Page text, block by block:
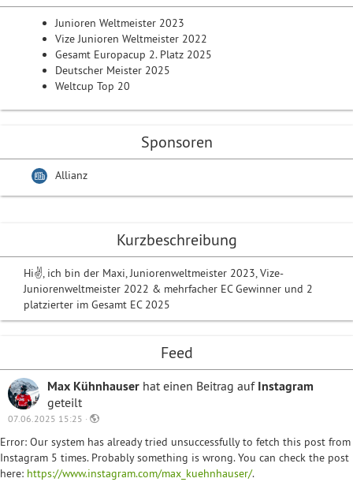
Kurzbeschreibung
Hi✌️, ich bin der Maxi, Juniorenweltmeister 2023, Vize-
Juniorenweltmeister 2022 & mehrfacher EC Gewinner und 2
platzierter im Gesamt EC 2025
Feed
Max Kühnhauser hat einen Beitrag auf Instagram
geteilt
07.06.2025 15:25 ·
Error: Our system has already tried unsuccessfully to fetch this post from
Instagram 5 times. Probably something is wrong. You can check the post
here: https://www.instagram.com/max_kuehnhauser/.
Junioren Weltmeister 2023
Vize Junioren Weltmeister 2022
Gesamt Europacup 2. Platz 2025
Deutscher Meister 2025
Weltcup Top 20
Sponsoren
Allianz